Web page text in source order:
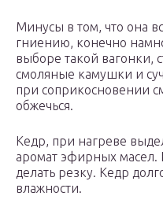
Минусы в том, что она
гниению, конечно
выборе такой вагонки,
смоляные камушки и
при соприкосновении
обжечься.
Кедр, при нагреве
аромат эфирных масел.
делать резку. Кедр
влажности.